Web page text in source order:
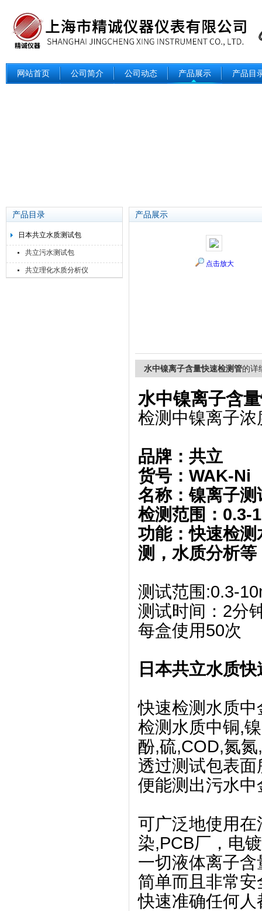
网站首页 公司简介 公司动态 产品展示 产品目
产品目录
日本共立水质测试包
共立污水测试包
共立理化水质分析仪
产品展示
点击放大
水中镍离子含量快速检测管的详
水中镍离子含
检测中镍离子浓
品牌： 共立
货号：WAK-Ni
名称：镍离子测
检测范围：0.3-
功能：快速检
测，水质分析等
测试范围:0.3-
测试时间：2分
每盒使用50次
日本共立水质
快速检测水质
检测水质中铜,
酚,硫,COD,氮
透过测试包表
便能测出污水
可广泛地使用
染,PCB厂，电
一切液体离子
简单而且非常安
快速准确任何